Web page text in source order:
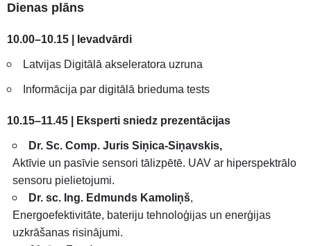
Dienas plāns
10.00–10.15 | Ievadvārdi
Latvijas Digitālā akseleratora uzruna
Informācija par digitālā brieduma tests
10.15–11.45 | Eksperti sniedz prezentācijas
Dr. Sc. Comp. Juris Siņica-Siņavskis,
Aktīvie un pasīvie sensori tālizpētē. UAV ar hiperspektrālo
sensoru pielietojumi.
Dr. sc. Ing. Edmunds Kamoliņš,
Energoefektivitāte, bateriju tehnoloģijas un enerģijas
uzkrāšanas risinājumi.